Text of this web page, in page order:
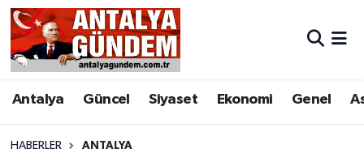
Antalya Güncel Siyaset Ekonomi Genel
HABERLER ANTALYA
Antalya
Asayiş
Bilim & Teknoloji
Antalya Nöbetçi Eczaneler
Antalya Hava Durumu
Antalya Namaz Vakitleri